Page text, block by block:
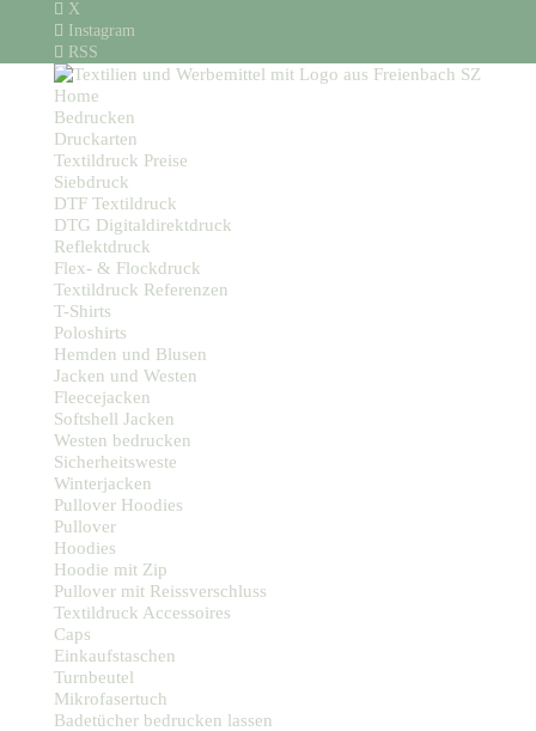
X
Instagram
RSS
Home
Bedrucken
Druckarten
Textildruck Preise
Siebdruck
DTF Textildruck
DTG Digitaldirektdruck
Reflektdruck
Flex- & Flockdruck
Textildruck Referenzen
T-Shirts
Poloshirts
Hemden und Blusen
Jacken und Westen
Fleecejacken
Softshell Jacken
Westen bedrucken
Sicherheitsweste
Winterjacken
Pullover Hoodies
Pullover
Hoodies
Hoodie mit Zip
Pullover mit Reissverschluss
Textildruck Accessoires
Caps
Einkaufstaschen
Turnbeutel
Mikrofasertuch
Badetücher bedrucken lassen